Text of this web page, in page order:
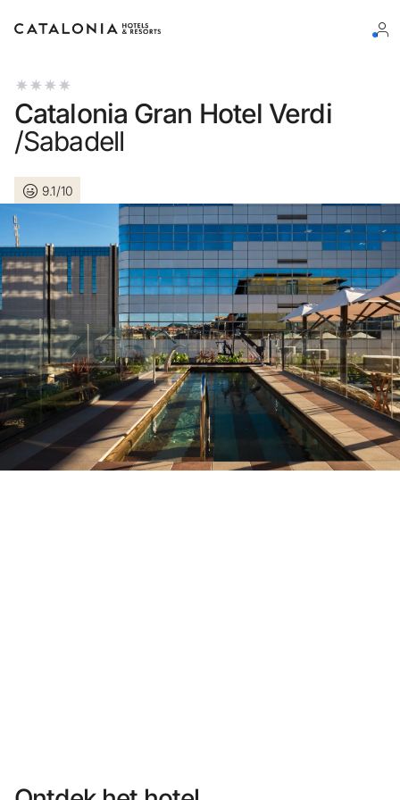
Log in op je account
Log in
Wachtwoord vergeten?
of gebruik een van deze opties
Aanmelden met Google
Sessie beginnen met enkel e-mailadres
Heb je nog geen account?
Een account aanmaken
Catalonia Gran Hotel Verdi
/Sabadell
9.1/10